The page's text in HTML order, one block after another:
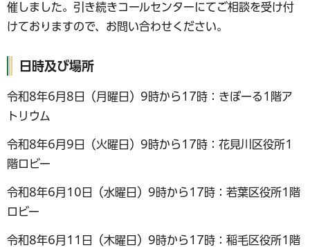
催しました。引き続きコールセンターにてご相談を受け付
けておりますので、お問い合わせください。
日時及び場所
令和8年6月8日（月曜日）9時から17時：きぼーる1階ア
トリウム
令和8年6月9日（火曜日）9時から17時：花見川区役所1
階ロビー
令和8年6月10日（水曜日）9時から17時：若葉区役所1階
ロビー
令和8年6月11日（木曜日）9時から17時：稲毛区役所1階